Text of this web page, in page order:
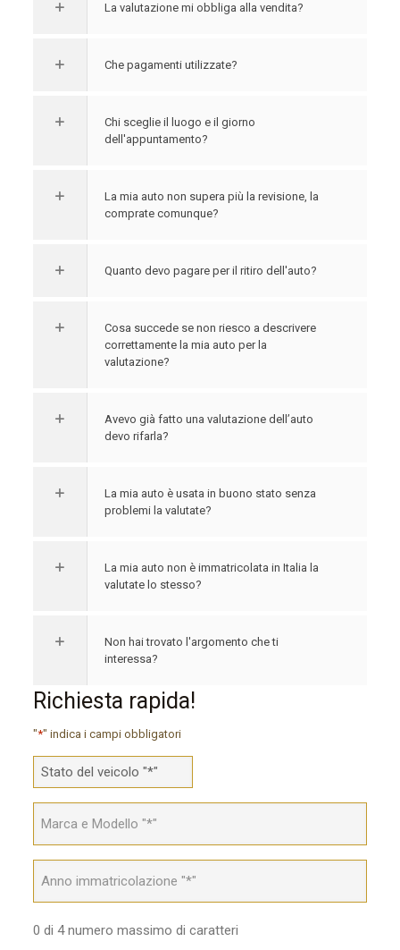
La valutazione mi obbliga alla vendita?
Che pagamenti utilizzate?
Chi sceglie il luogo e il giorno
dell'appuntamento?
La mia auto non supera più la revisione, la
comprate comunque?
Quanto devo pagare per il ritiro dell'auto?
Cosa succede se non riesco a descrivere
correttamente la mia auto per la
valutazione?
Avevo già fatto una valutazione dell’auto
devo rifarla?
La mia auto è usata in buono stato senza
problemi la valutate?
La mia auto non è immatricolata in Italia la
valutate lo stesso?
Non hai trovato l'argomento che ti
interessa?
Richiesta rapida!
"*" indica i campi obbligatori
La
tua
è:
&
Modello
*
immatricolazione
*
0 di 4 numero massimo di caratteri